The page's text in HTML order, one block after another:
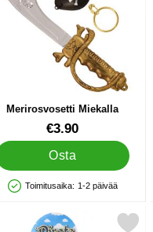
Merirosvosetti Miekalla
24310€3.90
Osta
Saatavuus: Varastossa
Toimitusaika: 1-2 päivää
suosikiksi
Merkitse saippuakuplat